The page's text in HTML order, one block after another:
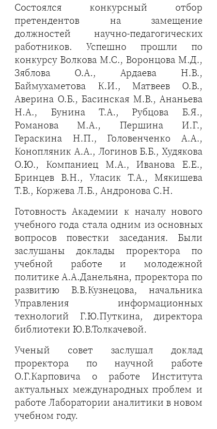
Состоялся конкурсный отбор
претендентов на замещение
должностей научно-педагогических
работников. Успешно прошли по
конкурсу Волкова М.С., Воронцова М.Д.,
Зяблова О.А., Ардаева Н.В.,
Баймухаметова К.И., Матвеев О.В.,
Аверина О.Б., Басинская М.В., Ананьева
Н.А., Бунина Т.А., Рубцова Б.Я.,
Романова М.А., Першина И.Г.,
Гераскина Н.П., Головенченко А.А.,
Конопляник А.А., Логинов Б.Б., Худякова
О.Ю., Компаниец М.А., Иванова Е.Е.,
Бринцев В.Н., Уласик Т.А., Мякишева
Т.В., Коржева Л.Б., Андронова С.Н.
Готовность Академии к началу нового
учебного года стала одним из основных
вопросов повестки заседания. Были
заслушаны доклады проректора по
учебной работе и молодежной
политике А.А.Данельяна, проректора по
развитию В.В.Кузнецова, начальника
Управления информационных
технологий Г.Ю.Путкина, директора
библиотеки Ю.В.Толкачевой.
Ученый совет заслушал доклад
проректора по научной работе
О.Г.Карповича о работе Института
актуальных международных проблем и
работе Лаборатории аналитики в новом
учебном году.